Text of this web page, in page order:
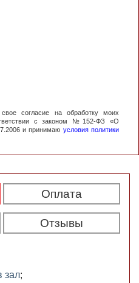
согласие на обработку моих
с законом №152-ФЗ «О
и принимаю условия политики
Оплата
Отзывы
зал;